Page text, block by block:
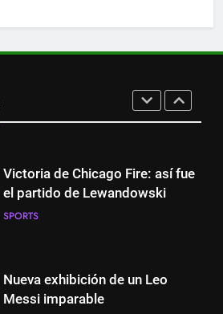
Victoria de Chicago Fire: así fue
el partido de Lewandowski
SPORTS
Nueva exhibición de un Leo
Messi imparable